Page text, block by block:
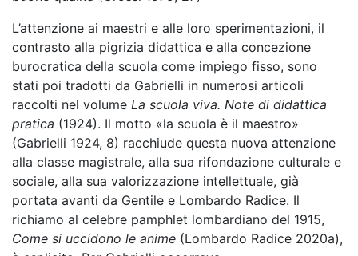
L’attenzione ai maestri e alle loro sperimentazioni, il
contrasto alla pigrizia didattica e alla concezione
burocratica della scuola come impiego fisso, sono
stati poi tradotti da Gabrielli in numerosi articoli
raccolti nel volume La scuola viva. Note di didattica
pratica (1924). Il motto «la scuola è il maestro»
(Gabrielli 1924, 8) racchiude questa nuova attenzione
alla classe magistrale, alla sua rifondazione culturale e
sociale, alla sua valorizzazione intellettuale, già
portata avanti da Gentile e Lombardo Radice. Il
richiamo al celebre pamphlet lombardiano del 1915,
Come si uccidono le anime (Lombardo Radice 2020a),